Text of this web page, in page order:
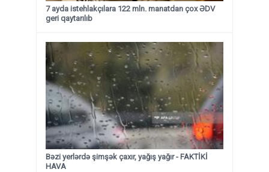
7 ayda istehlakçılara 122 mln. manatdan çox ƏDV
geri qaytarılıb
Bəzi yerlərdə şimşək çaxır, yağış yağır - FAKTİKİ
HAVA